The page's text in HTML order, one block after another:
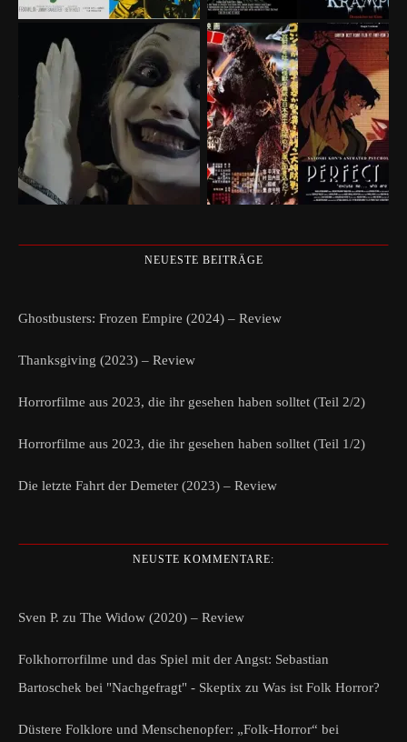
NEUESTE BEITRÄGE
Ghostbusters: Frozen Empire (2024) – Review
Thanksgiving (2023) – Review
Horrorfilme aus 2023, die ihr gesehen haben solltet (Teil 2/2)
Horrorfilme aus 2023, die ihr gesehen haben solltet (Teil 1/2)
Die letzte Fahrt der Demeter (2023) – Review
NEUSTE KOMMENTARE:
Sven P. zu The Widow (2020) – Review
Folkhorrorfilme und das Spiel mit der Angst: Sebastian
Bartoschek bei "Nachgefragt" - Skeptix zu Was ist Folk Horror?
Düstere Folklore und Menschenopfer: „Folk-Horror“ bei